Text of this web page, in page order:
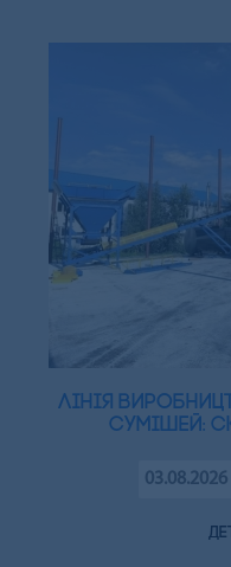
Лінія
сумішей:
03.08.2026